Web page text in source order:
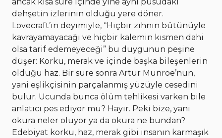
dehşetin izlerinin olduğu yere döner.
Lovecraft’ın deyimiyle, “Hiçbir zihnin bütünüyle
kavrayamayacağı ve hiçbir kalemin kısmen dahi
olsa tarif edemeyeceği” bu duygunun peşine
düşer: Korku, merak ve içinde başka bileşenlerin
olduğu haz. Bir süre sonra Artur Munroe’nun,
yani eşlikçisinin parçalanmış yüzüyle cesedini
bulur. Ucunda bunca ölüm tehlikesi varken bile
anlatıcı pes ediyor mu? Hayır. Peki bize, yani
okura neler oluyor ya da okura ne bundan?
Edebiyat korku, haz, merak gibi insanın karmaşık